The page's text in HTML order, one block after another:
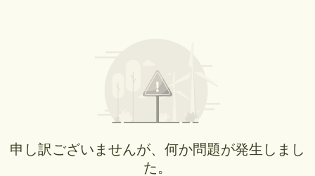
申し訳ございませんが、何か問題が発生しまし
た。